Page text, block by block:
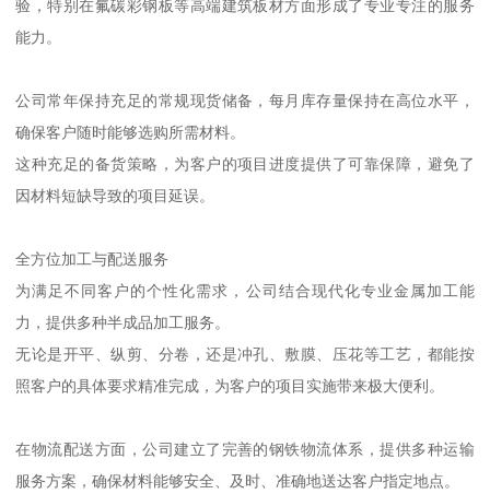
验，特别在氟碳彩钢板等高端建筑板材方面形成了专业专注的服务
能力。
公司常年保持充足的常规现货储备，每月库存量保持在高位水平，
确保客户随时能够选购所需材料。
这种充足的备货策略，为客户的项目进度提供了可靠保障，避免了
因材料短缺导致的项目延误。
全方位加工与配送服务
为满足不同客户的个性化需求，公司结合现代化专业金属加工能
力，提供多种半成品加工服务。
无论是开平、纵剪、分卷，还是冲孔、敷膜、压花等工艺，都能按
照客户的具体要求精准完成，为客户的项目实施带来极大便利。
在物流配送方面，公司建立了完善的钢铁物流体系，提供多种运输
服务方案，确保材料能够安全、及时、准确地送达客户指定地点。